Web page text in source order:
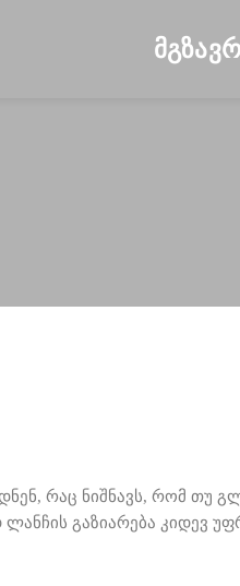
რაც ნიშნავს, რომ თუ
გაზიარება კიდევ